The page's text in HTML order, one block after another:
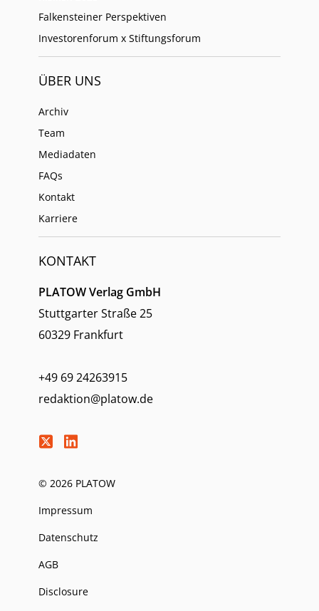
Falkensteiner Perspektiven
Investorenforum x Stiftungsforum
ÜBER UNS
Archiv
Team
Mediadaten
FAQs
Kontakt
Karriere
KONTAKT
PLATOW Verlag GmbH
Stuttgarter Straße 25
60329 Frankfurt
+49 69 24263915
redaktion@platow.de
© 2026 PLATOW
Impressum
Datenschutz
AGB
Disclosure